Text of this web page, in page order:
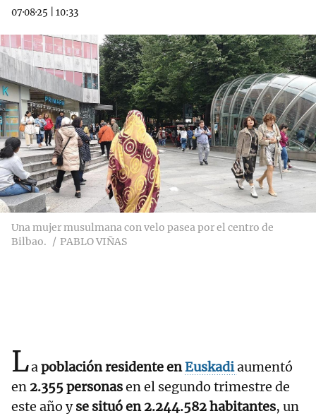
07·08·25
10:33
Una mujer musulmana con velo pasea por el centro de
Bilbao.
PABLO VIÑAS
Lapoblación residente enEuskadiaumentó
en 2.355 personasen el segundo trimestre de
este año yse situó en 2.244.582 habitantes, un